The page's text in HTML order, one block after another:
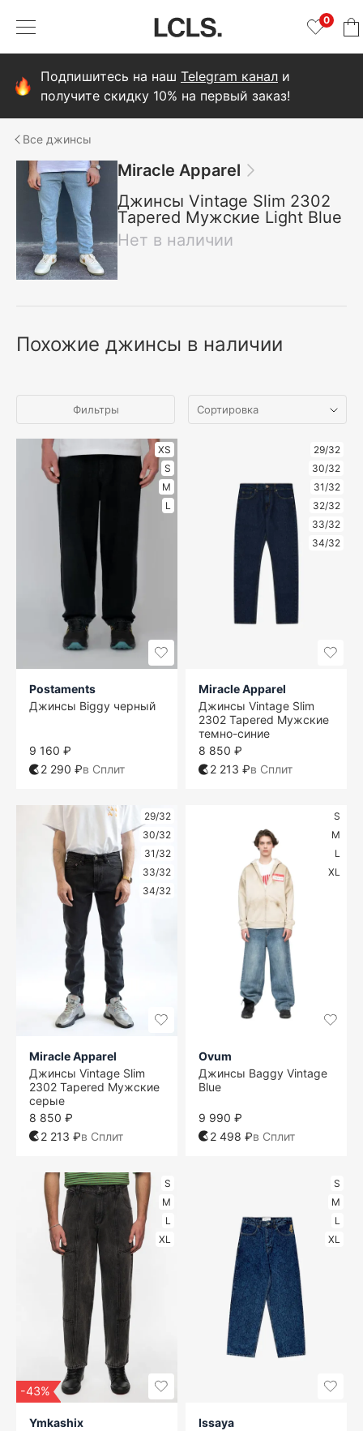
0
Подпишитесь на наш Telegram канал и
получите скидку 10% на первый заказ!
джинсы
Miracle Apparel
Джинсы Vintage Slim 2302
Tapered Мужские Light Blue
Нет в наличии
Похожие джинсы в наличии
Фильтры
XS
S
M
L
Postaments
Джинсы Biggy черный
9 160 ₽
2 290 ₽в Сплит
29/32
30/32
31/32
32/32
33/32
34/32
Miracle Apparel
Джинсы Vintage Slim
2302 Tapered Мужские
темно-синие
8 850 ₽
2 213 ₽в Сплит
29/32
30/32
31/32
33/32
34/32
Miracle Apparel
Джинсы Vintage Slim
2302 Tapered Мужские
серые
8 850 ₽
2 213 ₽в Сплит
S
M
L
XL
Ovum
Джинсы Baggy Vintage
Blue
9 990 ₽
2 498 ₽в Сплит
S
M
L
XL
-43%
Ymkashix
S
M
L
XL
Issaya